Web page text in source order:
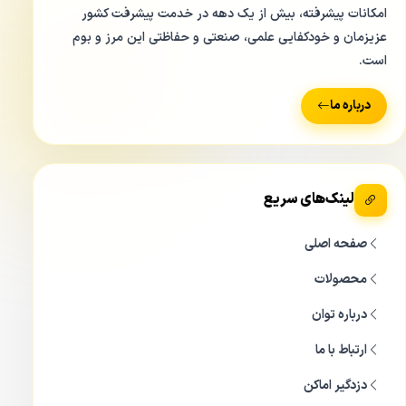
دوربینDAHUA HDW 1200TRQP-A
باشد. چناچه این دوربین را در حالت 720P یا 1 مگاپیکسل
استفاده نمایید و می توانید فریم ریت دوربین را به ۲۵ و ۳۰ و ۵۰
و ۶۰ فریم بر ثانیه تغییر دهید.
برق لازم برای دوربین داهوا
که باعث می شود دوربین جریان پایینی برای روشن شدن لازم
داشته باشد.
امکانات پیشرفته، بیش از یک دهه در خدمت پیشرفت کشور
عزیزمان و خودکفایی علمی، صنعتی و حفاظتی این مرز و بوم
است.
درباره ما
لینک‌های سریع
صفحه اصلی
محصولات
درباره توان
ارتباط با ما
دزدگیر اماکن